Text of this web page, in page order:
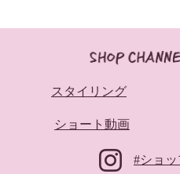
スタイリング
ショート動画
#ショ